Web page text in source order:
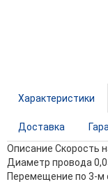
Характеристики
Доставка
Описание Скорость
Диаметр провода
Перемещение по 3-м